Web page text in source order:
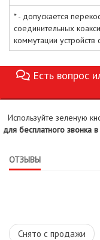
* - допускается
соединительных
коммутации устройств
Есть вопрос или заявка? Напишите менеджеру
Используйте зеленую
для бесплатного звонка
ОТЗЫВЫ
Снято с продажи